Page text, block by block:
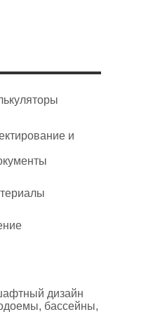
и
дизайн
бассейны,